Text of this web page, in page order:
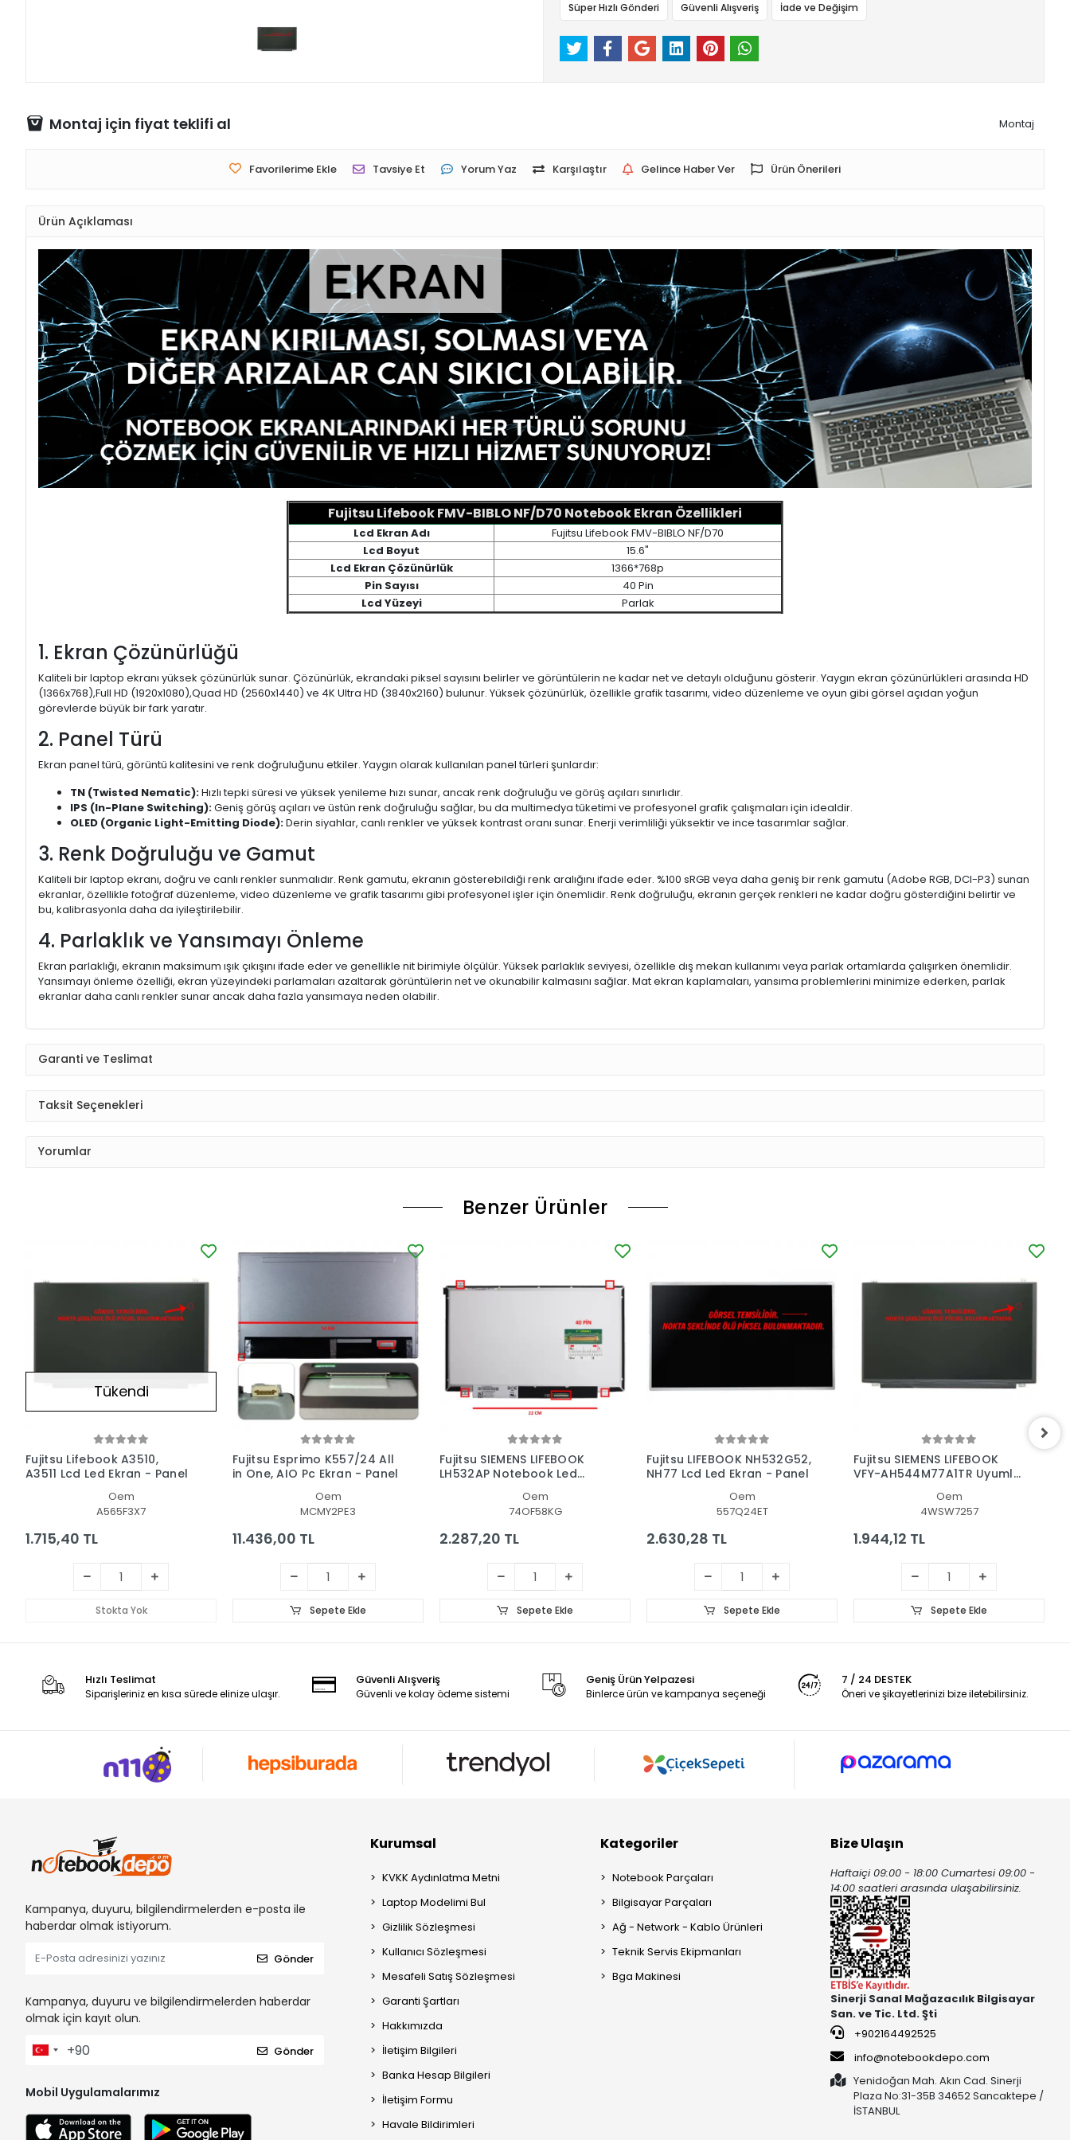
Süper Hızlı Gönderi Güvenli Alışveriş İade ve Değişim
Montaj için fiyat teklifi al Montaj
Favorilerime Ekle Tavsiye Et Yorum Yaz Karşılaştır Gelince Haber Ver Ürün Önerileri
Ürün Açıklaması
Fujitsu Lifebook FMV-BIBLO NF/D70 Notebook Ekran Özellikleri
Lcd Ekran Adı
Fujitsu Lifebook FMV-BIBLO NF/D70
Lcd Boyut
15.6"
Lcd Ekran Çözünürlük
1366*768p
Pin Sayısı
40 Pin
Lcd Yüzeyi
Parlak
1. Ekran Çözünürlüğü
Kaliteli bir laptop ekranı yüksek çözünürlük sunar. Çözünürlük, ekrandaki piksel sayısını belirler ve görüntülerin ne kadar net ve detaylı olduğunu gösterir. Yaygın ekran çözünürlükleri arasında HD
(1366x768),Full HD (1920x1080),Quad HD (2560x1440) ve 4K Ultra HD (3840x2160) bulunur. Yüksek çözünürlük, özellikle grafik tasarımı, video düzenleme ve oyun gibi görsel açıdan yoğun
görevlerde büyük bir fark yaratır.
2. Panel Türü
Ekran panel türü, görüntü kalitesini ve renk doğruluğunu etkiler. Yaygın olarak kullanılan panel türleri şunlardır:
TN (Twisted Nematic):Hızlı tepki süresi ve yüksek yenileme hızı sunar, ancak renk doğruluğu ve görüş açıları sınırlıdır.
IPS (In-Plane Switching):Geniş görüş açıları ve üstün renk doğruluğu sağlar, bu da multimedya tüketimi ve profesyonel grafik çalışmaları için idealdir.
OLED (Organic Light-Emitting Diode):Derin siyahlar, canlı renkler ve yüksek kontrast oranı sunar. Enerji verimliliği yüksektir ve ince tasarımlar sağlar.
3. Renk Doğruluğu ve Gamut
Kaliteli bir laptop ekranı, doğru ve canlı renkler sunmalıdır. Renk gamutu, ekranın gösterebildiği renk aralığını ifade eder. %100 sRGB veya daha geniş bir renk gamutu (Adobe RGB, DCI-P3) sunan
ekranlar, özellikle fotoğraf düzenleme, video düzenleme ve grafik tasarımı gibi profesyonel işler için önemlidir. Renk doğruluğu, ekranın gerçek renkleri ne kadar doğru gösterdiğini belirtir ve
bu, kalibrasyonla daha da iyileştirilebilir.
4. Parlaklık ve Yansımayı Önleme
Ekran parlaklığı, ekranın maksimum ışık çıkışını ifade eder ve genellikle nit birimiyle ölçülür. Yüksek parlaklık seviyesi, özellikle dış mekan kullanımı veya parlak ortamlarda çalışırken önemlidir.
Yansımayı önleme özelliği, ekran yüzeyindeki parlamaları azaltarak görüntülerin net ve okunabilir kalmasını sağlar. Mat ekran kaplamaları, yansıma problemlerini minimize ederken, parlak
ekranlar daha canlı renkler sunar ancak daha fazla yansımaya neden olabilir.
Garanti ve Teslimat
Taksit Seçenekleri
Yorumlar
Benzer Ürünler
Tükendi
Fujitsu Lifebook A3510,
A3511 Lcd Led Ekran - Panel
Oem
A565F3X7
1.715,40 TL
Stokta Yok
Fujitsu Esprimo K557/24 All
in One, AIO Pc Ekran - Panel
Oem
MCMY2PE3
11.436,00 TL
Sepete Ekle
Fujitsu SIEMENS LIFEBOOK
LH532AP Notebook Led
Oem
74OF58KG
2.287,20 TL
Sepete Ekle
Fujitsu LIFEBOOK NH532G52,
NH77 Lcd Led Ekran - Panel
Oem
557Q24ET
2.630,28 TL
Sepete Ekle
Fujitsu SIEMENS LIFEBOOK
VFY-AH544M77A1TR Uyumlu
Oem
4WSW7257
1.944,12 TL
Sepete Ekle
Hızlı Teslimat
Siparişleriniz en kısa sürede elinize ulaşır.
Güvenli Alışveriş
Güvenli ve kolay ödeme sistemi
Geniş Ürün Yelpazesi
Binlerce ürün ve kampanya seçeneği
7 / 24 DESTEK
Öneri ve şikayetlerinizi bize iletebilirsiniz.
Kampanya, duyuru, bilgilendirmelerden e-posta ile
haberdar olmak istiyorum.
Gönder
Kampanya, duyuru ve bilgilendirmelerden haberdar
olmak için kayıt olun.
Gönder
Mobil Uygulamalarımız
Kurumsal
KVKK Aydınlatma Metni
Laptop Modelimi Bul
Gizlilik Sözleşmesi
Kullanıcı Sözleşmesi
Mesafeli Satış Sözleşmesi
Garanti Şartları
Hakkımızda
İletişim Bilgileri
Banka Hesap Bilgileri
İletişim Formu
Havale Bildirimleri
Kategoriler
Notebook Parçaları
Bilgisayar Parçaları
Ağ - Network - Kablo Ürünleri
Teknik Servis Ekipmanları
Bga Makinesi
Bize Ulaşın
Haftaiçi 09:00 - 18:00 Cumartesi 09:00 -
14:00 saatleri arasında ulaşabilirsiniz.
Sinerji Sanal Mağazacılık Bilgisayar
San. ve Tic. Ltd. Şti
+902164492525
info@notebookdepo.com
Yenidoğan Mah. Akın Cad. Sinerji
Plaza No:31-35B 34652 Sancaktepe /
İSTANBUL